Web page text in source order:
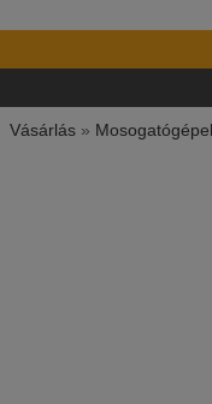
Vásárlás »